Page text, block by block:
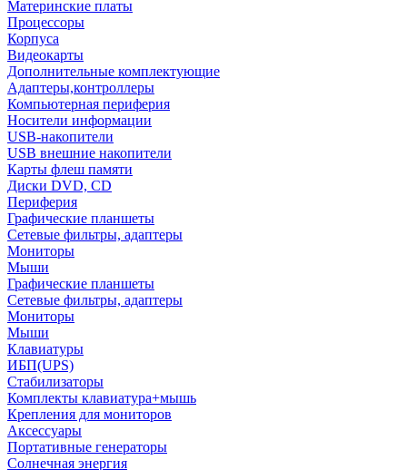
Материнские платы
Процессоры
Корпуса
Видеокарты
Дополнительные комплектующие
Адаптеры,контроллеры
Компьютерная периферия
Носители информации
USB-накопители
USB внешние накопители
Карты флеш памяти
Диски DVD, CD
Периферия
Графические планшеты
Сетевые фильтры, адаптеры
Мониторы
Мыши
Графические планшеты
Сетевые фильтры, адаптеры
Мониторы
Мыши
Клавиатуры
ИБП(UPS)
Стабилизаторы
Комплекты клавиатура+мышь
Крепления для мониторов
Аксессуары
Портативные генераторы
Солнечная энергия